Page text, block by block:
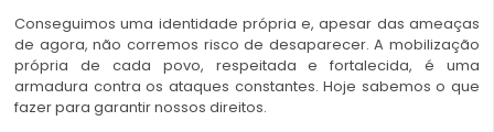
Conseguimos uma identidade própria e, apesar das ameaças
de agora, não corremos risco de desaparecer. A mobilização
própria de cada povo, respeitada e fortalecida, é uma
armadura contra os ataques constantes. Hoje sabemos o que
fazer para garantir nossos direitos.